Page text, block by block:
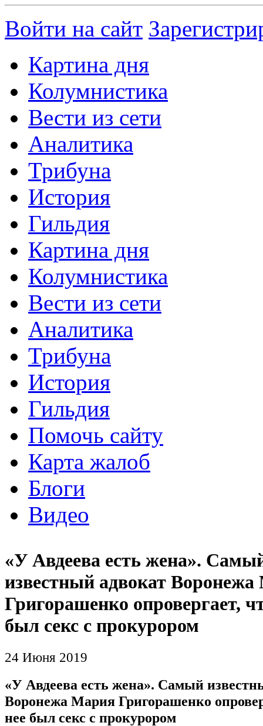
Войти на сайт
Картина дня
Колумнистика
Вести из сети
Аналитика
Трибуна
История
Гильдия
Картина дня
Колумнистика
Вести из сети
Аналитика
Трибуна
История
Гильдия
Помочь сайту
Карта жалоб
Блоги
Видео
«У Авдеева есть жена».
известный адвокат
Григорашенко опровергает,
был секс с прокурором
24 Июня 2019
«У Авдеева есть жена». Самый
Воронежа Мария Григорашенко
нее был секс с прокурором